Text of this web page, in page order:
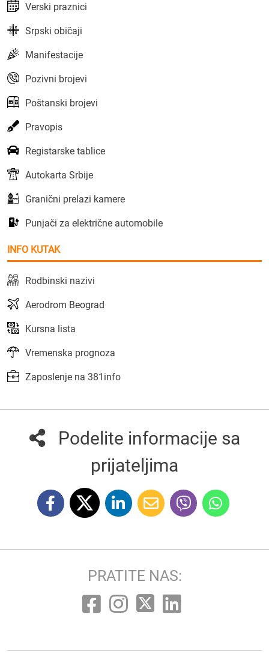
Verski praznici
Srpski običaji
Manifestacije
Pozivni brojevi
Poštanski brojevi
Pravopis
Registarske tablice
Autokarta Srbije
Granični prelazi kamere
Punjači za električne automobile
INFO KUTAK
Rodbinski nazivi
Aerodrom Beograd
Kursna lista
Vremenska prognoza
Zaposlenje na 381info
Podelite informacije sa
prijateljima
PRATITE NAS: